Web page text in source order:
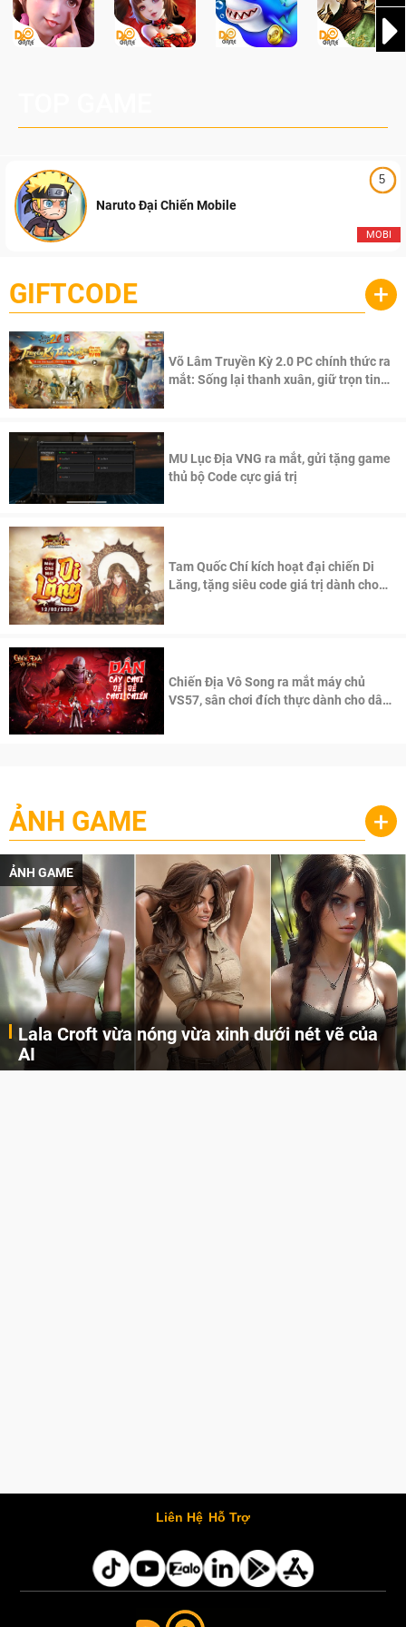
5
MOBI
Naruto Đại Chiến Mobile
GIFTCODE +
Võ Lâm Truyền Kỳ 2.0 PC chính thức ra
mắt: Sống lại thanh xuân, giữ trọn tinh
MU Lục Địa VNG ra mắt, gửi tặng game
thủ bộ Code cực giá trị
Tam Quốc Chí kích hoạt đại chiến Di
Lăng, tặng siêu code giá trị dành cho
Chiến Địa Vô Song ra mắt máy chủ
VS57, sân chơi đích thực dành cho dân
ẢNH GAME +
ẢNH GAME
Lala Croft vừa nóng vừa xinh dưới nét vẽ của
AI
Liên Hệ Hỗ Trợ